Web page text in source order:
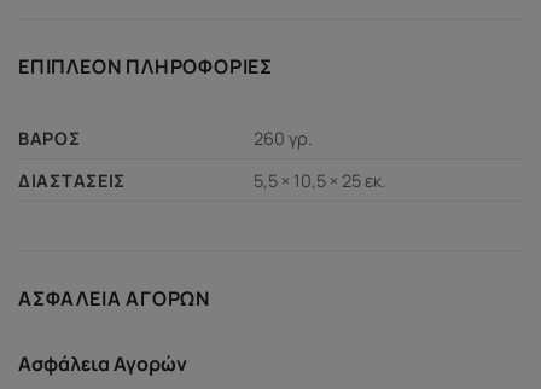
ΕΠΙΠΛΈΟΝ ΠΛΗΡΟΦΟΡΊΕΣ
ΒΆΡΟΣ
260 γρ.
ΔΙΑΣΤΆΣΕΙΣ
5,5 × 10,5 × 25 εκ.
ΑΣΦΆΛΕΙΑ ΑΓΟΡΏΝ
Ασφάλεια Αγορών